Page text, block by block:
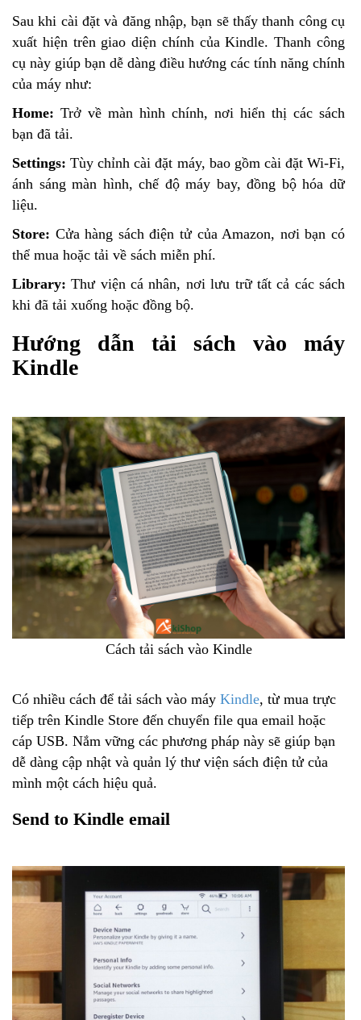
Sau khi cài đặt và đăng nhập, bạn sẽ thấy thanh công cụ
xuất hiện trên giao diện chính của Kindle. Thanh công
cụ này giúp bạn dễ dàng điều hướng các tính năng chính
của máy như:
Home: Trở về màn hình chính, nơi hiển thị các sách
bạn đã tải.
Settings:Tùy chỉnh cài đặt máy, bao gồm cài đặt Wi-Fi,
ánh sáng màn hình, chế độ máy bay, đồng bộ hóa dữ
liệu.
Store: Cửa hàng sách điện tử của Amazon, nơi bạn có
thể mua hoặc tải về sách miễn phí.
Library: Thư viện cá nhân, nơi lưu trữ tất cả các sách
khi đã tải xuống hoặc đồng bộ.
Hướng dẫn tải sách vào máy
Kindle
Cách tải sách vào Kindle
Có nhiều cách để tải sách vào máy Kindle, từ mua trực
tiếp trên Kindle Store đến chuyển file qua email hoặc
cáp USB. Nắm vững các phương pháp này sẽ giúp bạn
dễ dàng cập nhật và quản lý thư viện sách điện tử của
mình một cách hiệu quả.
Send to Kindle email